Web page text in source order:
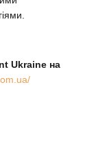
Ukraine на